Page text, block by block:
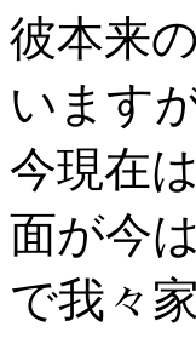
彼本来
いますが
今現在
面が今
で我々